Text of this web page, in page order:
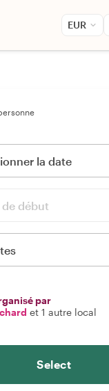
EUR
la date
de début
par
et 1 autre local
Select